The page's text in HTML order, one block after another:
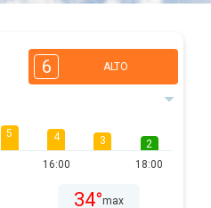
6 ALTO
5 4
16:00
3
2
18:00
34°max